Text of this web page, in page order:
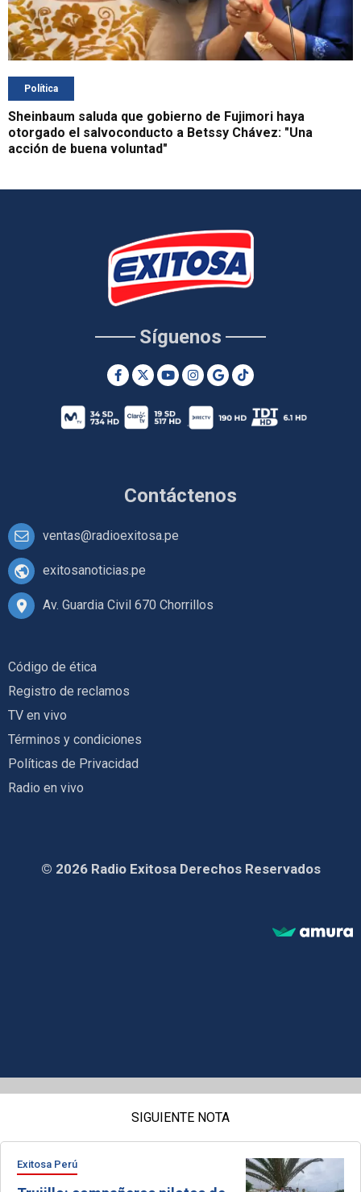
Política
Sheinbaum saluda que gobierno de Fujimori haya
otorgado el salvoconducto a Betssy Chávez: "Una
acción de buena voluntad"
Contáctenos
ventas@radioexitosa.pe
exitosanoticias.pe
Av. Guardia Civil 670 Chorrillos
Síguenos
Código de ética
Registro de reclamos
TV en vivo
Términos y condiciones
Políticas de Privacidad
Radio en vivo
© 2026 Radio Exitosa Derechos Reservados
SIGUIENTE NOTA
Exitosa Perú